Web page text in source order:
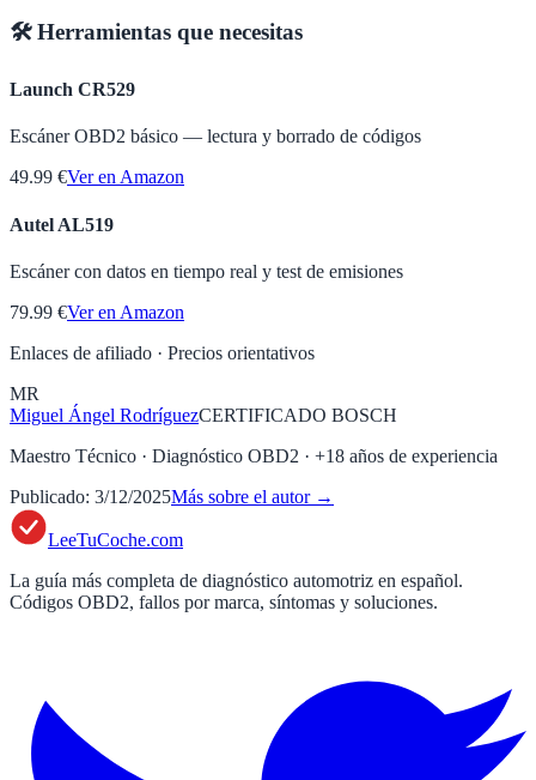
🛠️ Herramientas que necesitas
Launch CR529
Escáner OBD2 básico — lectura y borrado de códigos
49.99 €Ver en Amazon
Autel AL519
Escáner con datos en tiempo real y test de emisiones
79.99 €Ver en Amazon
Enlaces de afiliado · Precios orientativos
MR
Miguel Ángel RodríguezCERTIFICADO BOSCH
Maestro Técnico · Diagnóstico OBD2 · +18 años de experiencia
Publicado: 3/12/2025Más sobre el autor →
LeeTuCoche.com
La guía más completa de diagnóstico automotriz en español.
Códigos OBD2, fallos por marca, síntomas y soluciones.